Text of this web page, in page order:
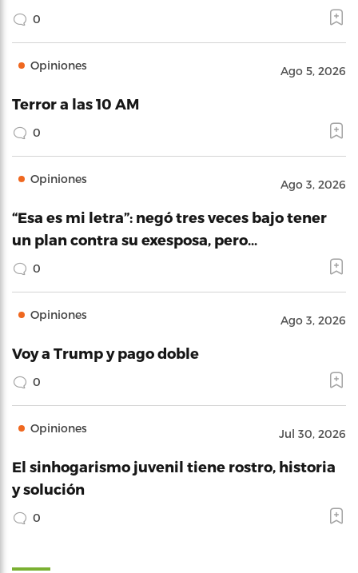
0
Opiniones Ago 5, 2026
Terror a las 10 AM
0
Opiniones Ago 3, 2026
“Esa es mi letra”: negó tres veces bajo tener
un plan contra su exesposa, pero…
0
Opiniones Ago 3, 2026
Voy a Trump y pago doble
0
Opiniones Jul 30, 2026
El sinhogarismo juvenil tiene rostro, historia
y solución
0